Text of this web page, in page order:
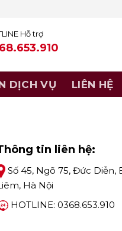
Hỗ trợ
DỊCH VỤ LIÊN HỆ
tin liên hệ:
Số 45, Ngõ 75, Đức Diễn,
Hà Nội
HOTLINE: 0368.653.910